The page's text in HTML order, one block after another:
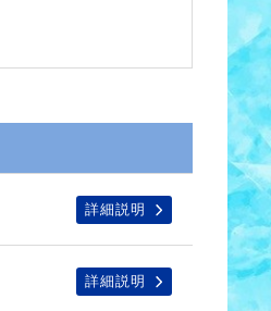
詳細説明
詳細説明